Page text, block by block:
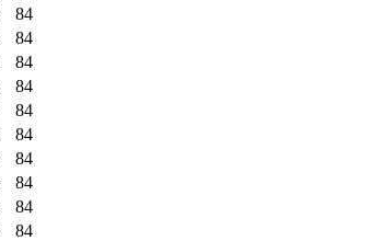
84
84
84
84
84
84
84
84
84
84